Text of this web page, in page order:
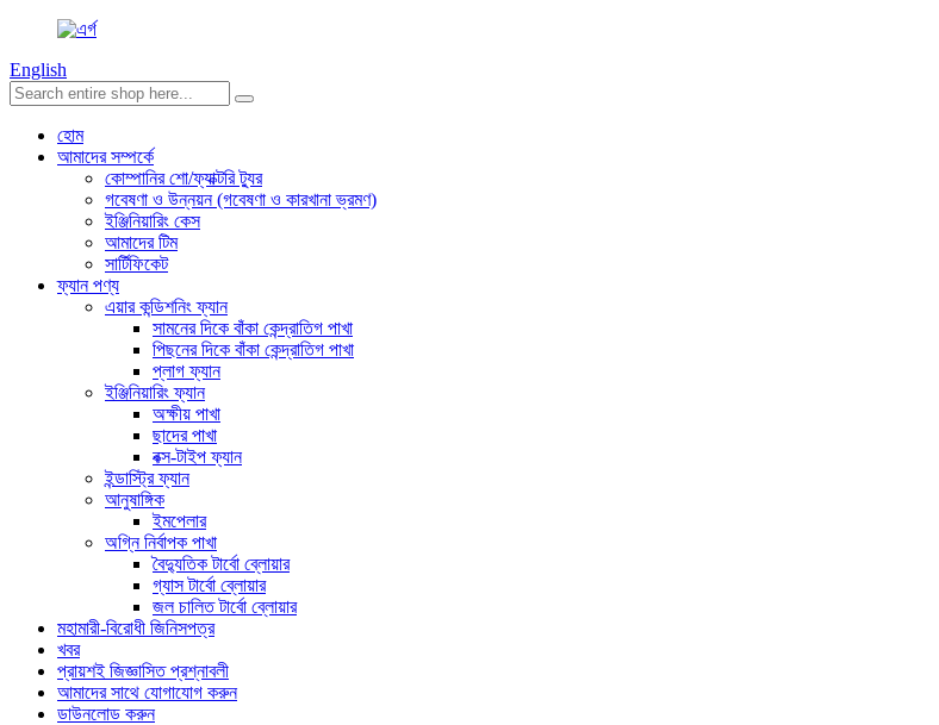
English
হোম
আমাদের সম্পর্কে
কোম্পানির শো/ফ্যাক্টরি ট্যুর
গবেষণা ও উন্নয়ন (গবেষণা ও কারখানা ভ্রমণ)
ইঞ্জিনিয়ারিং কেস
আমাদের টিম
সার্টিফিকেট
ফ্যান পণ্য
এয়ার কন্ডিশনিং ফ্যান
সামনের দিকে বাঁকা কেন্দ্রাতিগ পাখা
পিছনের দিকে বাঁকা কেন্দ্রাতিগ পাখা
প্লাগ ফ্যান
ইঞ্জিনিয়ারিং ফ্যান
অক্ষীয় পাখা
ছাদের পাখা
বক্স-টাইপ ফ্যান
ইন্ডাস্ট্রি ফ্যান
আনুষাঙ্গিক
ইমপেলার
অগ্নি নির্বাপক পাখা
বৈদ্যুতিক টার্বো ব্লোয়ার
গ্যাস টার্বো ব্লোয়ার
জল চালিত টার্বো ব্লোয়ার
মহামারী-বিরোধী জিনিসপত্র
খবর
প্রায়শই জিজ্ঞাসিত প্রশ্নাবলী
আমাদের সাথে যোগাযোগ করুন
ডাউনলোড করুন